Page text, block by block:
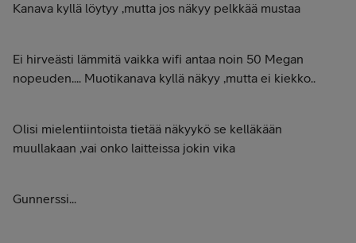
Kanava kyllä löytyy ,mutta jos näkyy pelkkää mustaa
Ei hirveästi lämmitä vaikka wifi antaa noin 50 Megan
nopeuden.... Muotikanava kyllä näkyy ,mutta ei kiekko..
Olisi mielentiintoista tietää näkyykö se kelläkään
muullakaan ,vai onko laitteissa jokin vika
Gunnerssi...